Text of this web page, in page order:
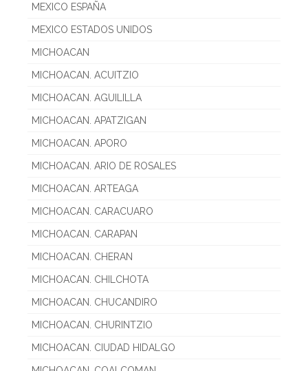
MEXICO ESPAÑA
MEXICO ESTADOS UNIDOS
MICHOACAN
MICHOACAN. ACUITZIO
MICHOACAN. AGUILILLA
MICHOACAN. APATZIGAN
MICHOACAN. APORO
MICHOACAN. ARIO DE ROSALES
MICHOACAN. ARTEAGA
MICHOACAN. CARACUARO
MICHOACAN. CARAPAN
MICHOACAN. CHERAN
MICHOACAN. CHILCHOTA
MICHOACAN. CHUCANDIRO
MICHOACAN. CHURINTZIO
MICHOACAN. CIUDAD HIDALGO